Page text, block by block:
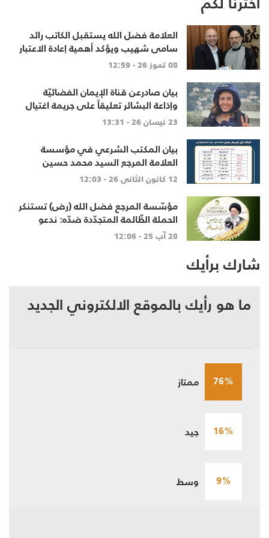
العلامة فضل الله يستقبل الكاتب رائد
سامي شهيب ويؤكد أهمية إعادة الاعتبار
للعقل والحوار النقدي
08 تموز 26 - 12:59
بيان صادرعن قناة الإيمان الفضائيّة
وإذاعة البشائر تعليقاً على جريمة اغتيال
الشهيدة آمال الخليل
23 نيسان 26 - 13:31
بيان المكتب الشرعي في مؤسسة
العلامة المرجع السيد محمد حسين
فضل الله "رض" في تحديد بداية شهر
شعبان لعام 1447هـ
12 كانون الثاني 26 - 12:03
مؤسّسة المرجع فضل الله (رض) تستنكر
الحملة الظّالمة المتجدّدة ضدّه: ندعو
المحطّة التّلفزيونيّة الّتي أساءت له
لخطوات تصحيحيّة
28 آب 25 - 12:06
شارك برأيك
ما هو رأيك بالموقع الالكتروني الجديد
76% ممتاز
16% جيد
9% وسط